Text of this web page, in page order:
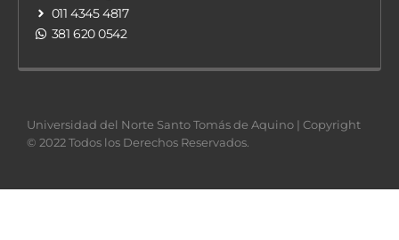
011 4345 4817
381 620 0542
Universidad del Norte Santo Tomás de Aquino | Copyright
© 2022 Todos los Derechos Reservados.